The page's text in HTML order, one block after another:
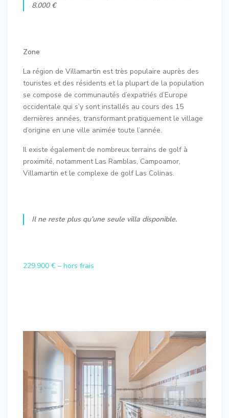
8.000 €
Zone
La région de Villamartin est très populaire auprès des
touristes et des résidents et la plupart de la population
se compose de communautés d’expatriés d’Europe
occidentale qui s’y sont installés au cours des 15
dernières années, transformant pratiquement le village
d’origine en une ville animée toute l’année.
Il existe également de nombreux terrains de golf à
proximité, notamment Las Ramblas, Campoamor,
Villamartin et le complexe de golf Las Colinas.
Il ne reste plus qu’une seule villa disponible.
229.900 € – hors frais